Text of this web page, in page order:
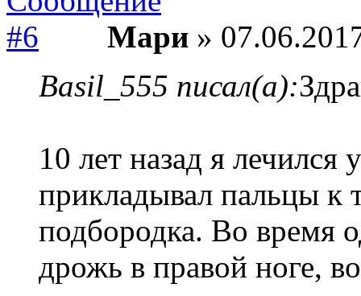
Мари »
Basil_555 писал(а):
10 лет назад я лечился
прикладывал пальцы к
подбородка. Во время
дрожь в правой ноге,